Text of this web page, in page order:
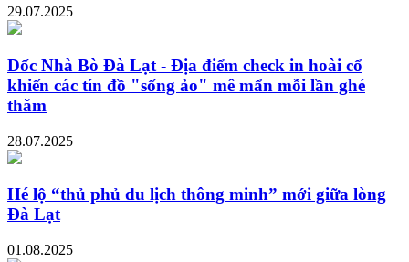
29.07.2025
Dốc Nhà Bò Đà Lạt - Địa điểm check in hoài cổ
khiến các tín đồ "sống ảo" mê mẩn mỗi lần ghé
thăm
28.07.2025
Hé lộ “thủ phủ du lịch thông minh” mới giữa lòng
Đà Lạt
01.08.2025